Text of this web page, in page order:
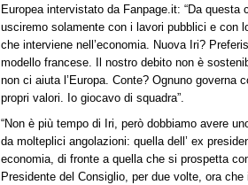
Europea intervistato da Fanpage.it: “Da questa
usciremo solamente con i lavori pubblici e con
che interviene nell’economia. Nuova Iri?
modello francese. Il nostro debito non è
non ci aiuta l’Europa. Conte? Ognuno governa
propri valori. Io giocavo di squadra”.
“Non è più tempo di Iri, però dobbiamo avere
da molteplici angolazioni: quella dell’ ex
economia, di fronte a quella che si prospetta
Presidente del Consiglio, per due volte, ora